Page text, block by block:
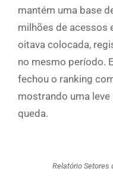
mantém uma base
milhões de acessos
oitava colocada,
no mesmo período.
fechou o ranking
mostrando uma
queda.
Relatório Setores